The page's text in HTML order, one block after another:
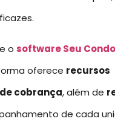
o software Seu
oferece recursos
cobrança, além de
de cada